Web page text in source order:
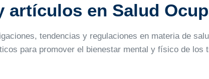
artículos en Salud
tendencias y regulaciones en materia de
para promover el bienestar mental y físico de los